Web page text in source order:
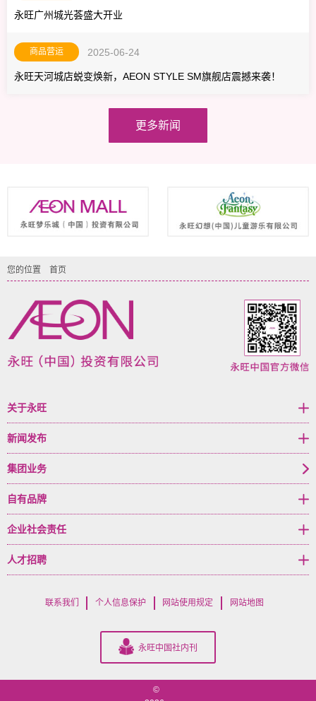
永旺广州城光荟盛大开业
2025-06-24
商品营运
永旺天河城店蜕变焕新，AEON STYLE SM旗舰店震撼来袭！
更多新闻
您的位置 首页
关于永旺
新闻发布
集团业务
自有品牌
企业社会责任
人才招聘
联系我们 个人信息保护 网站使用规定 网站地图
永旺中国社内刊
©